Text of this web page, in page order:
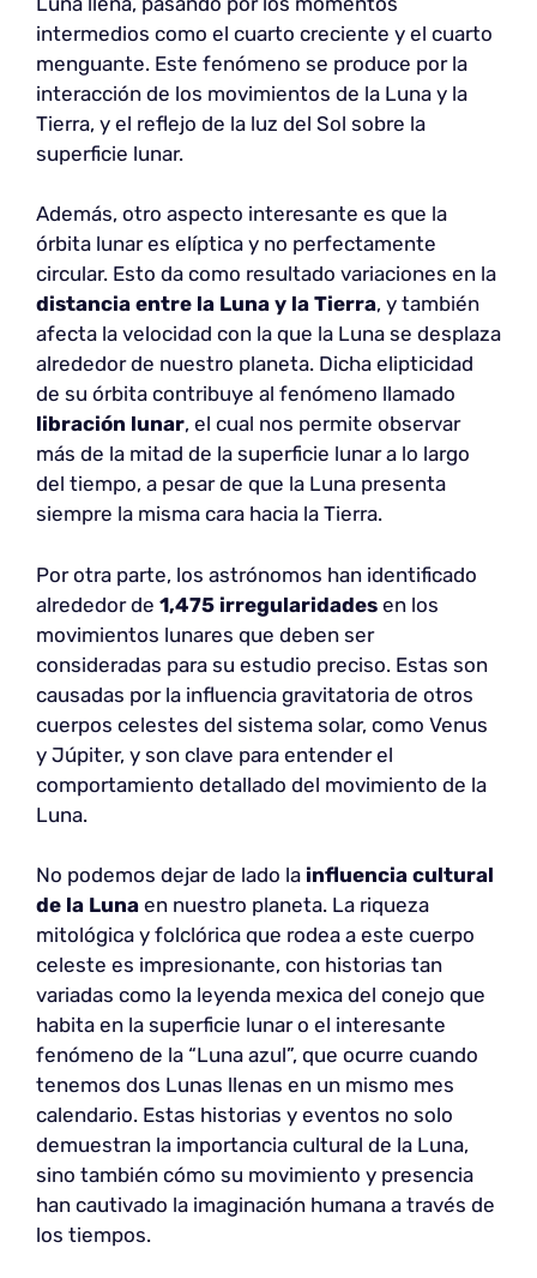
intermedios como el cuarto creciente y el cuarto
menguante. Este fenómeno se produce por la
interacción de los movimientos de la Luna y la
Tierra, y el reflejo de la luz del Sol sobre la
superficie lunar.
Además, otro aspecto interesante es que la
órbita lunar es elíptica y no perfectamente
circular. Esto da como resultado variaciones en la
distancia entre la Luna y la Tierra, y también
afecta la velocidad con la que la Luna se desplaza
alrededor de nuestro planeta. Dicha elipticidad
de su órbita contribuye al fenómeno llamado
libración lunar, el cual nos permite observar
más de la mitad de la superficie lunar a lo largo
del tiempo, a pesar de que la Luna presenta
siempre la misma cara hacia la Tierra.
Por otra parte, los astrónomos han identificado
alrededor de 1,475 irregularidades en los
movimientos lunares que deben ser
consideradas para su estudio preciso. Estas son
causadas por la influencia gravitatoria de otros
cuerpos celestes del sistema solar, como Venus
y Júpiter, y son clave para entender el
comportamiento detallado del movimiento de la
Luna.
No podemos dejar de lado la influencia cultural
de la Luna en nuestro planeta. La riqueza
mitológica y folclórica que rodea a este cuerpo
celeste es impresionante, con historias tan
variadas como la leyenda mexica del conejo que
habita en la superficie lunar o el interesante
fenómeno de la “Luna azul”, que ocurre cuando
tenemos dos Lunas llenas en un mismo mes
calendario. Estas historias y eventos no solo
demuestran la importancia cultural de la Luna,
sino también cómo su movimiento y presencia
han cautivado la imaginación humana a través de
los tiempos.